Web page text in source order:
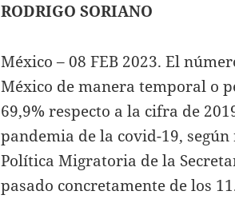
RODRIGO SORIANO
México – 08 FEB 2023. El
México de manera temporal o
69,9% respecto a la cifra de
pandemia de la covid-19,
Política Migratoria de la
pasado concretamente de los